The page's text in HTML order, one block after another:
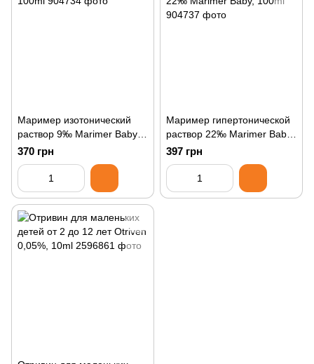
Маример изотонический
раствор 9‰ Marimer Baby,
100ml
370 грн
Маример гипертонической
раствор 22‰ Marimer Baby,
100ml
397 грн